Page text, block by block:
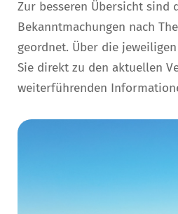
Zur besseren Übersicht sind
Bekanntmachungen nach
geordnet. Über die
Sie direkt zu den aktuellen
weiterführenden